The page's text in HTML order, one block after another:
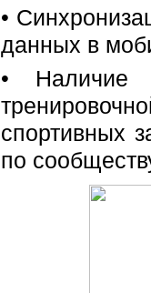
•
данных в
• Наличие
спортивных
по